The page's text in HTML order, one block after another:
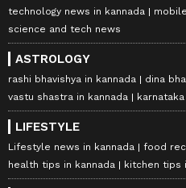
technology news in kannada
science and tech news
ASTROLOGY
rashi bhavishya in kannada dina
vastu shastra in kannada
LIFESTYLE
Lifestyle news in kannada
food
health tips in kannada
kitchen tips